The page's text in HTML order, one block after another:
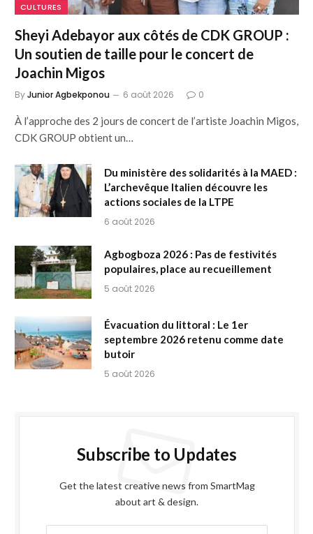
CULTURES
Sheyi Adebayor aux côtés de CDK GROUP :
Un soutien de taille pour le concert de
Joachin Migos
ByJunior Agbekponou 6 août 2026 0
À l’approche des 2 jours de concert de l’artiste Joachin Migos,
CDK GROUP obtient un…
Du ministère des solidarités à la MAED :
L’archevêque Italien découvre les
actions sociales de la LTPE
6 août 2026
Agbogboza 2026 : Pas de festivités
populaires, place au recueillement
5 août 2026
Évacuation du littoral : Le 1er
septembre 2026 retenu comme date
butoir
5 août 2026
Subscribe to Updates
Get the latest creative news from SmartMag
about art & design.